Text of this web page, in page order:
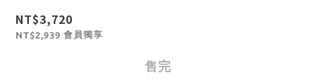
NT$3,720
NT$2,939 會員獨享
售完